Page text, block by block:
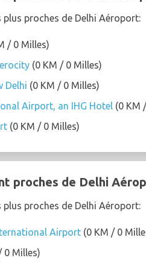
proches de Delhi Aéroport:
/ 0 Milles)
(0 KM / 0 Milles)
Delhi (0 KM / 0 Milles)
Airport, an IHG Hotel (0 KM
(0 KM / 0 Milles)
proches de Delhi
proches de Delhi Aéroport:
Airport (0 KM / 0
0 Milles)